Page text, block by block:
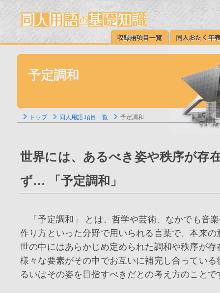
予定調和
トップ 同人用語 項目一覧 予定調和
世界には、あるべき姿や秩序が存
ず… 「予定調和」
「予定調和」 とは、哲学や芸術、なかでも音
作り方といった分野で用いられる言葉で、本来の
世の中にはあらかじめ定められた調和や秩序が存
様々な要素がその中でお互いに補完し合っている
るいはその姿を目指すべきだとの考え方のことで